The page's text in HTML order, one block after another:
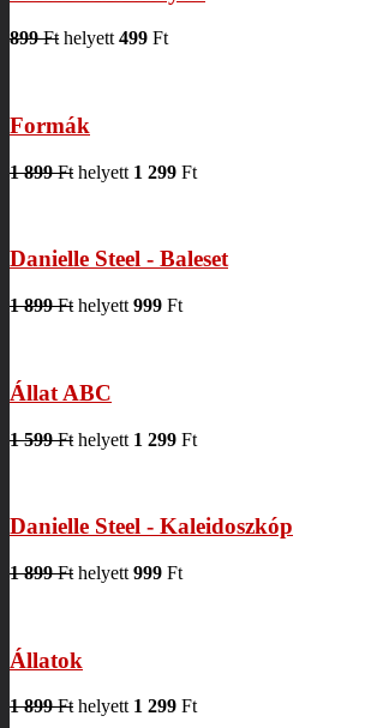
899 Ft helyett 499 Ft
Formák
1 899 Ft helyett 1 299 Ft
Danielle Steel - Baleset
1 899 Ft helyett 999 Ft
Állat ABC
1 599 Ft helyett 1 299 Ft
Danielle Steel - Kaleidoszkóp
1 899 Ft helyett 999 Ft
Állatok
1 899 Fthelyett 1 299 Ft